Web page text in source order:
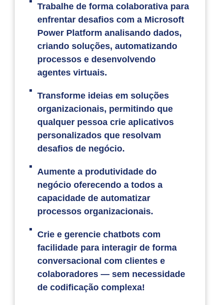
Trabalhe de forma colaborativa para
enfrentar desafios com a Microsoft
Power Platform analisando dados,
criando soluções, automatizando
processos e desenvolvendo
agentes virtuais.
Transforme ideias em soluções
organizacionais, permitindo que
qualquer pessoa crie aplicativos
personalizados que resolvam
desafios de negócio.
Aumente a produtividade do
negócio oferecendo a todos a
capacidade de automatizar
processos organizacionais.
Crie e gerencie chatbots com
facilidade para interagir de forma
conversacional com clientes e
colaboradores — sem necessidade
de codificação complexa!